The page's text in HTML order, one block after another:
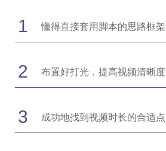
1 懂得直接套用脚本的思路框架
2 布置好打光，提高视频清晰度
3 成功地找到视频时长的合适点